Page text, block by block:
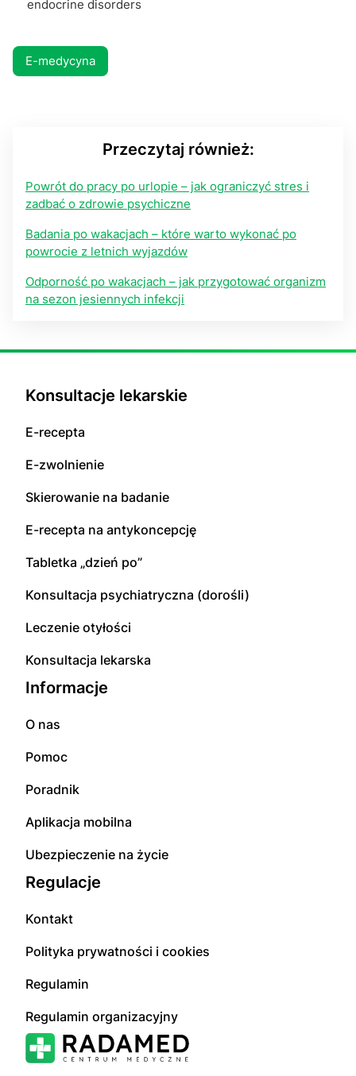
endocrine disorders
E-medycyna
Przeczytaj również:
Powrót do pracy po urlopie – jak ograniczyć stres i
zadbać o zdrowie psychiczne
Badania po wakacjach – które warto wykonać po
powrocie z letnich wyjazdów
Odporność po wakacjach – jak przygotować organizm
na sezon jesiennych infekcji
Konsultacje lekarskie
E-recepta
E-zwolnienie
Skierowanie na badanie
E-recepta na antykoncepcję
Tabletka „dzień po”
Konsultacja psychiatryczna (dorośli)
Leczenie otyłości
Konsultacja lekarska
Informacje
O nas
Pomoc
Poradnik
Aplikacja mobilna
Ubezpieczenie na życie
Regulacje
Kontakt
Polityka prywatności i cookies
Regulamin
Regulamin organizacyjny